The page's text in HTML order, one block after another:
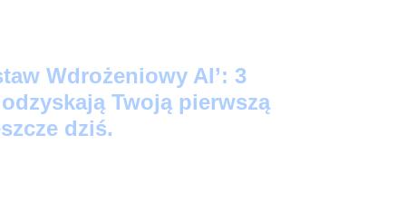
Wdrożeniowy AI’: 3
Twoją pierwszą
dziś.